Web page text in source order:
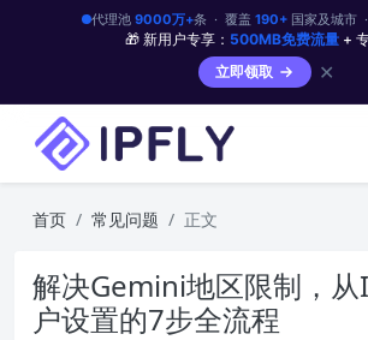
代理池 9000万+条 · 覆盖 190+国家及城市 ·
🎁 新用户专享： 500MB免费流量 +
立即领取
✕
首页 常见问题 正文
解决Gemini地区限制，从
户设置的7步全流程